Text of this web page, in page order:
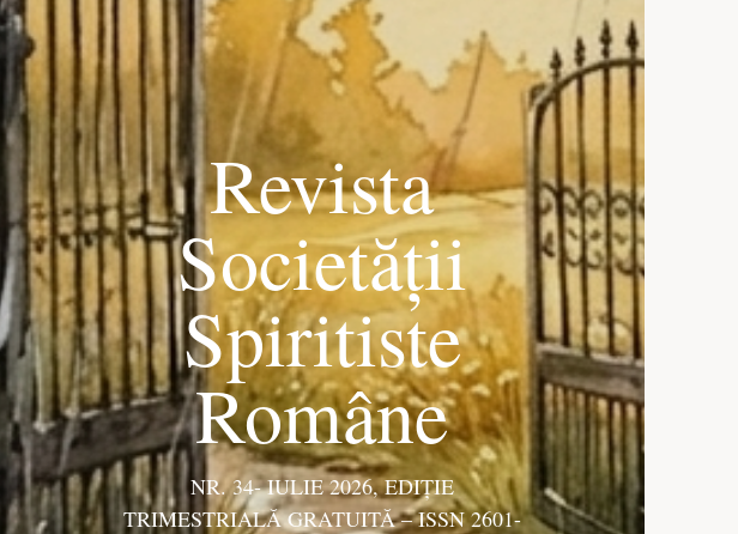
Revista
Societății
Spiritiste
Române
NR. 34- IULIE 2026, EDIŢIE
TRIMESTRIALĂ GRATUITĂ – ISSN 2601-